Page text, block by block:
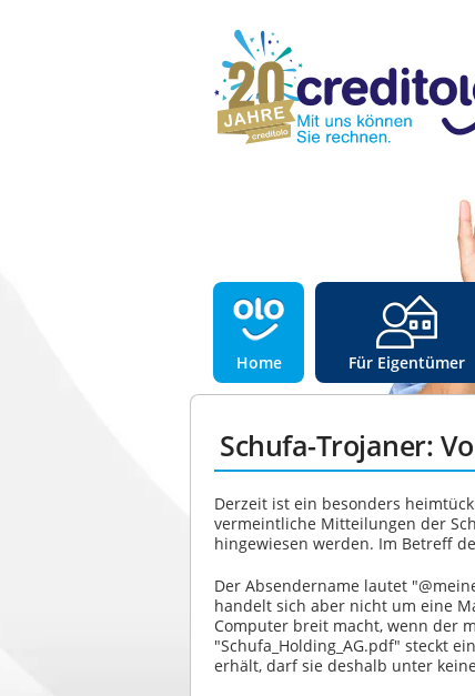
Home Für Eigentümer
Schufa-Trojaner:
Derzeit ist ein besonders
vermeintliche Mitteilungen der
hingewiesen werden. Im Betreff
Der Absendername lautet
handelt sich aber nicht um eine
Computer breit macht, wenn der
"Schufa_Holding_AG.pdf" steckt
erhält, darf sie deshalb unter